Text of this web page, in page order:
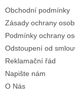
Obchodní podmínky
Zásady ochrany
Podmínky ochrany
Odstoupení od
Reklamační řád
Napište nám
O Nás